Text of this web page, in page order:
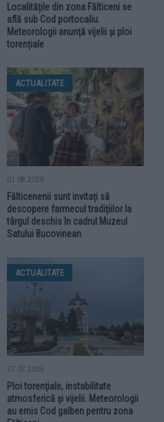
Localitățile din zona Fălticeni se
află sub Cod portocaliu.
Meteorologii anunță vijelii și ploi
torențiale
ACTUALITATE
01.08.2026
Fălticenenii sunt invitați să
descopere farmecul tradițiilor la
târgul deschis în cadrul Muzeul
Satului Bucovinean
ACTUALITATE
27.07.2026
Ploi torențiale, instabilitate
atmosferică și vijelii. Meteorologii
au emis Cod galben pentru zona